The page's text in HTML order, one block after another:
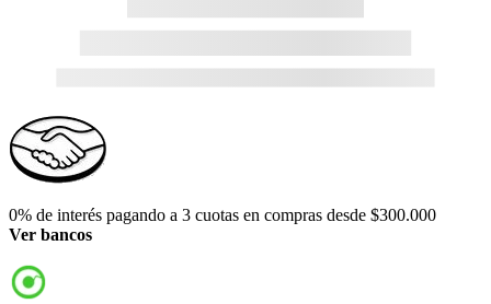
0% de interés pagando a 3 cuotas en compras desde $300.000
Ver bancos